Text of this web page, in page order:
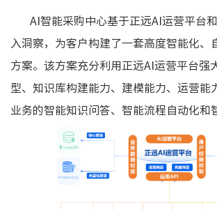
AI智能采购中心基于正远AI运营平台
入洞察，为客户构建了一套高度智能化、
方案。该方案充分利用正远AI运营平台强
型、知识库构建能力、建模能力、运营能
业务的智能知识问答、智能流程自动化和